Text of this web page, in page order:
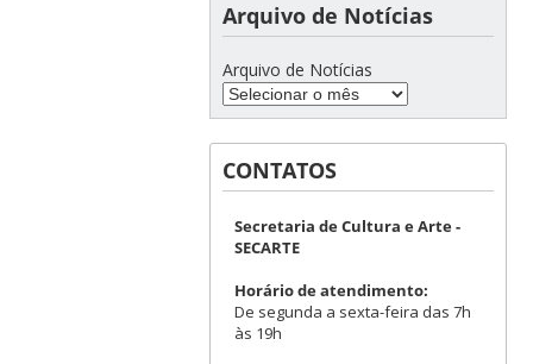
Arquivo de Notícias
Arquivo de Notícias
CONTATOS
Secretaria de Cultura e Arte -
SECARTE
Horário de atendimento:
De segunda a sexta-feira das 7h
às 19h